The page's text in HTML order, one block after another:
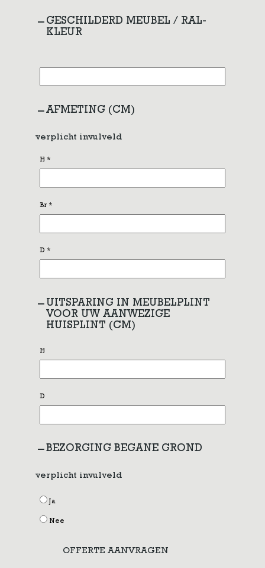
GESCHILDERD MEUBEL / RAL-
KLEUR
AFMETING (CM)
verplicht invulveld
H *
Br *
D *
UITSPARING IN MEUBELPLINT
VOOR UW AANWEZIGE
HUISPLINT (CM)
H
D
BEZORGING BEGANE GROND
verplicht invulveld
Ja
Nee
OFFERTE AANVRAGEN